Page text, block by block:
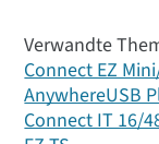
Verwandte
Connect EZ
AnywhereUSB
Connect IT 16/